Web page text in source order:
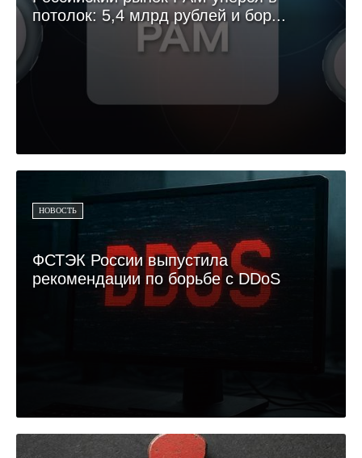
потолок: 5,4 млрд рублей и бор...
НОВОСТЬ
ФСТЭК России выпустила
рекомендации по борьбе с DDoS